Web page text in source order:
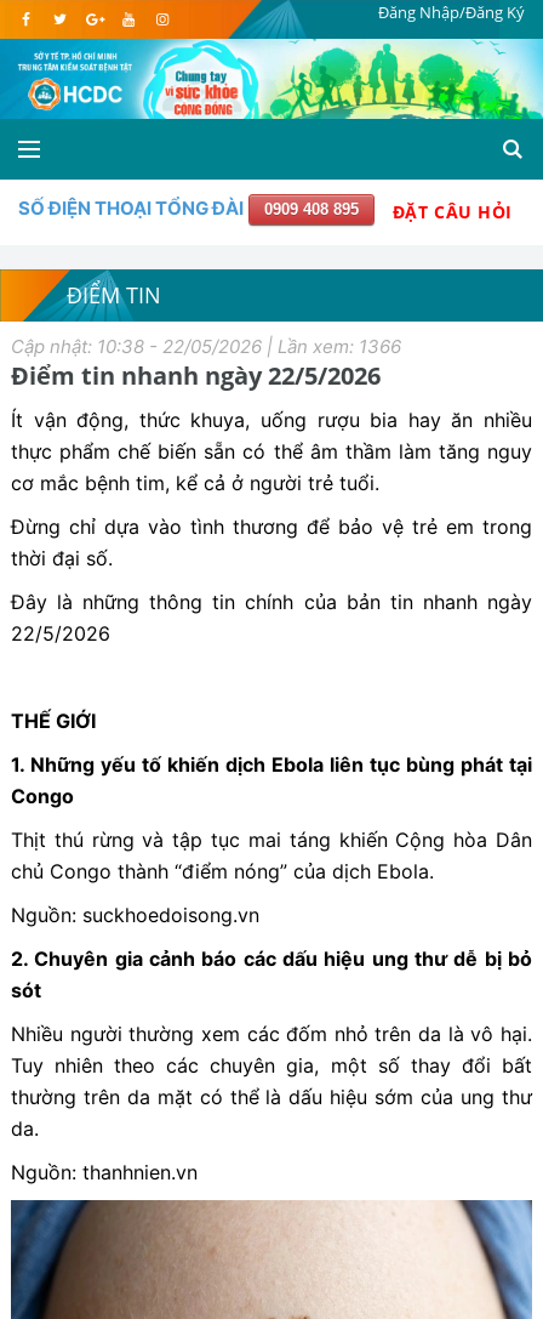
Đăng Nhập/Đăng Ký
SỐ ĐIỆN THOẠI TỔNG ĐÀI 0909 408 895 ĐẶT CÂU HỎI
ĐIỂM TIN
Cập nhật: 10:38 - 22/05/2026 | Lần xem: 1366
Điểm tin nhanh ngày 22/5/2026
Ít vận động, thức khuya, uống rượu bia hay ăn nhiều
thực phẩm chế biến sẵn có thể âm thầm làm tăng nguy
cơ mắc bệnh tim, kể cả ở người trẻ tuổi.
Đừng chỉ dựa vào tình thương để bảo vệ trẻ em trong
thời đại số.
Đây là những thông tin chính của bản tin nhanh ngày
22/5/2026
THẾ GIỚI
1. Những yếu tố khiến dịch Ebola liên tục bùng phát tại
Congo
Thịt thú rừng và tập tục mai táng khiến Cộng hòa Dân
chủ Congo thành “điểm nóng” của dịch Ebola.
Nguồn: suckhoedoisong.vn
2. Chuyên gia cảnh báo các dấu hiệu ung thư dễ bị bỏ
sót
Nhiều người thường xem các đốm nhỏ trên da là vô hại.
Tuy nhiên theo các chuyên gia, một số thay đổi bất
thường trên da mặt có thể là dấu hiệu sớm của ung thư
da.
Nguồn: thanhnien.vn